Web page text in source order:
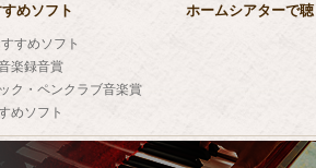
めソフト
すめソフト
楽録音賞
ク・ペンクラブ音楽賞
めソフト
ホームシアターで